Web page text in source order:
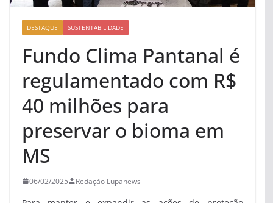
DESTAQUE SUSTENTABILIDADE
Fundo Clima Pantanal é
regulamentado com R$
40 milhões para
preservar o bioma em
MS
06/02/2025 Redação Lupanews